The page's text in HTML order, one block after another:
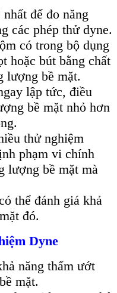
để đo năng
các phép thử dyne.
có trong bộ dụng
hoặc bút bằng chất
lượng bề mặt.
lập tức, điều
bề mặt nhỏ hơn
thử nghiệm
phạm vi chính
lượng bề mặt mà
thể đánh giá khả
đó.
Dyne
năng thấm ướt
mặt.